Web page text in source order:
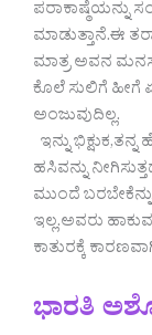
ಪರಾಕಾಷ್ಠೆಯನ್ನು
ಮಾಡುತ್ತಾನೆ.ಈ
ಮಾತ್ರ ಅವನ
ಕೊಲೆ ಸುಲಿಗೆ
ಅಂಜುವುದಿಲ್ಲ.
ಇನ್ನು
ಹಸಿವನ್ನು
ಮುಂದೆ
ಇಲ್ಲ.ಅವರು
ಕಾತುರಕ್ಕೆ
ಭಾರತಿ